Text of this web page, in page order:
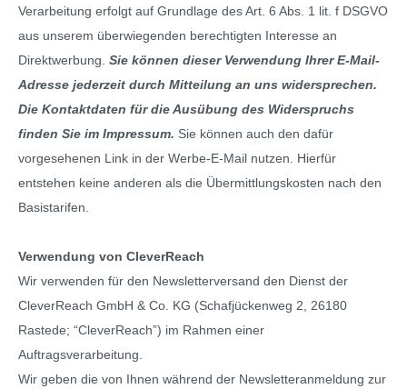
Verarbeitung erfolgt auf Grundlage des Art. 6 Abs. 1 lit. f DSGVO
aus unserem überwiegenden berechtigten Interesse an
Direktwerbung. Sie können dieser Verwendung Ihrer E-Mail-
Adresse jederzeit durch Mitteilung an uns widersprechen.
Die Kontaktdaten für die Ausübung des Widerspruchs
finden Sie im Impressum. Sie können auch den dafür
vorgesehenen Link in der Werbe-E-Mail nutzen. Hierfür
entstehen keine anderen als die Übermittlungskosten nach den
Basistarifen.
Verwendung von CleverReach
Wir verwenden für den Newsletterversand den Dienst der
CleverReach GmbH & Co. KG (Schafjückenweg 2, 26180
Rastede; “CleverReach”) im Rahmen einer
Auftragsverarbeitung.
Wir geben die von Ihnen während der Newsletteranmeldung zur